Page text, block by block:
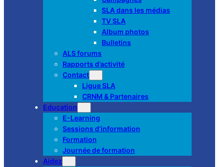
SLA dans les médias
TV SLA
Album photos
Bulletins
ALS forums
Rapports d’activité
Contact
Ligue SLA
CRNM & Partenaires
Education
E-Learning
Sessions d’information
Formation
Journée de formation
Aidez